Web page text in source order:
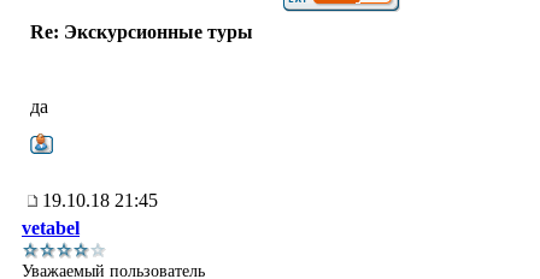
Re: Экскурсионные туры
да
19.10.18 21:45
vetabel
Уважаемый пользователь